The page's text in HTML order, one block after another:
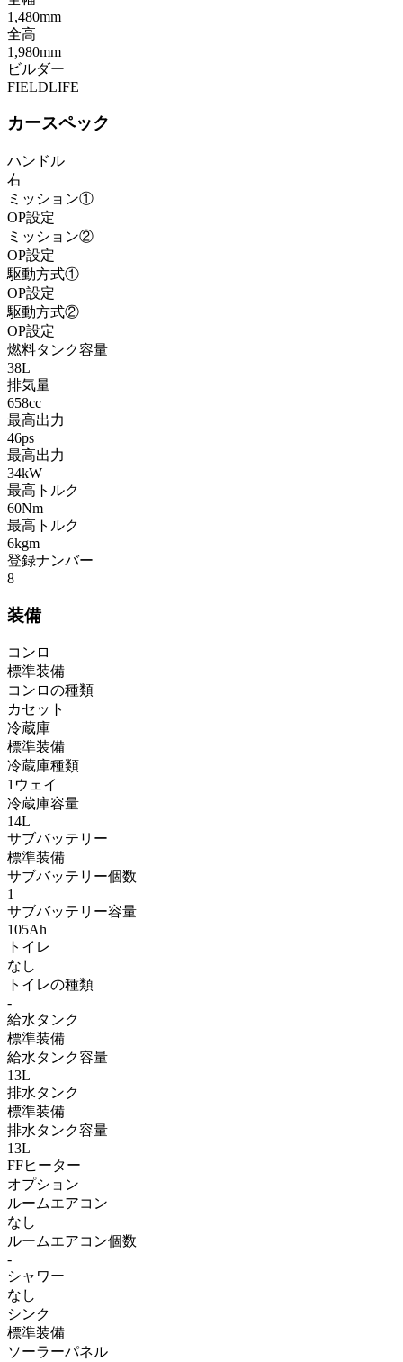
1,480mm
全高
1,980mm
ビルダー
FIELDLIFE
カースペック
ハンドル
右
ミッション①
OP設定
ミッション②
OP設定
駆動方式①
OP設定
駆動方式②
OP設定
燃料タンク容量
38L
排気量
658cc
最高出力
46ps
最高出力
34kW
最高トルク
60Nm
最高トルク
6kgm
登録ナンバー
8
装備
コンロ
標準装備
コンロの種類
カセット
冷蔵庫
標準装備
冷蔵庫種類
1ウェイ
冷蔵庫容量
14L
サブバッテリー
標準装備
サブバッテリー個数
1
サブバッテリー容量
105Ah
トイレ
なし
トイレの種類
-
給水タンク
標準装備
給水タンク容量
13L
排水タンク
標準装備
排水タンク容量
13L
FFヒーター
オプション
ルームエアコン
なし
ルームエアコン個数
-
シャワー
なし
シンク
標準装備
ソーラーパネル